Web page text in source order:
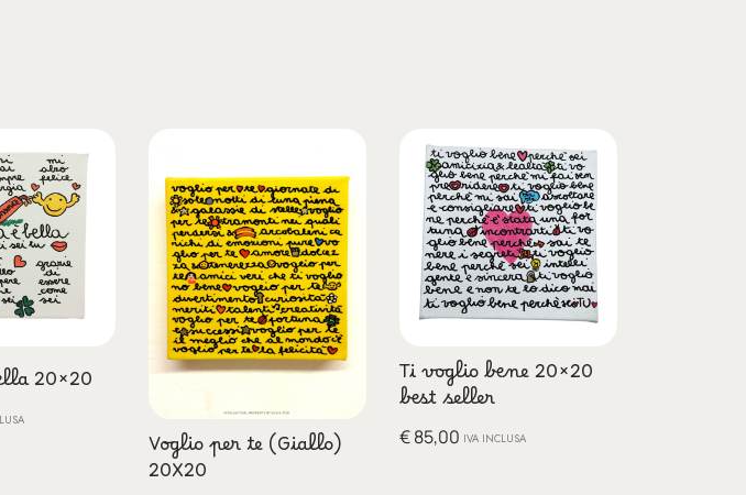
20×20
Voglio per te (Giallo)
20X20
Ti voglio bene 20×20
best seller
€85,00 IVA INCLUSA